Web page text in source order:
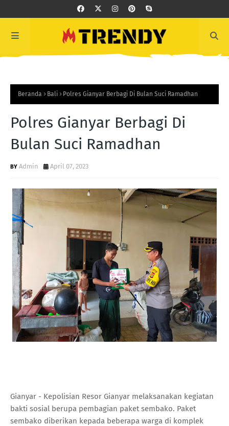
Beranda Bali Polres Gianyar Berbagi Di Bulan Suci Ramadhan
Polres Gianyar Berbagi Di
Bulan Suci Ramadhan
Admin April 07, 2023
Gianyar - Kepolisian Resor Gianyar melaksanakan kegiatan
bakti sosial berupa pembagian paket sembako. Paket
sembako diberikan kepada beberapa warga di komplek